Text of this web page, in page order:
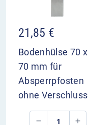
21,85 €
Bodenhülse 70 x
70 mm für
Absperrpfosten
ohne Verschluss